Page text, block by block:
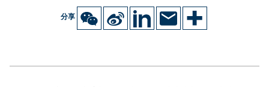
分享